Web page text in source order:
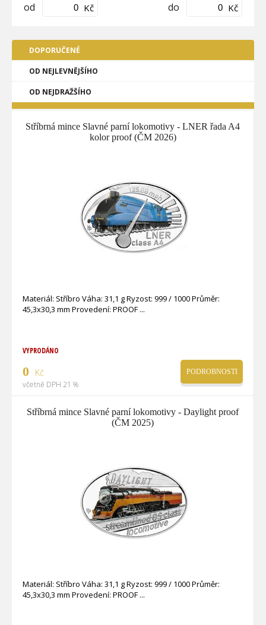
od Kč do Kč
DOPORUČENÉ
OD NEJLEVNĚJŠÍHO
OD NEJDRAŽŠÍHO
Stříbrná mince Slavné parní lokomotivy - LNER řada A4
kolor proof (ČM 2026)
Materiál: Stříbro Váha: 31,1 g Ryzost: 999 / 1000 Průměr:
45,3x30,3 mm Provedení: PROOF
VYPRODÁNO
0 Kč
včetně DPH 21 %
PODROBNOSTI
Stříbrná mince Slavné parní lokomotivy - Daylight proof
(ČM 2025)
Materiál: Stříbro Váha: 31,1 g Ryzost: 999 / 1000 Průměr:
45,3x30,3 mm Provedení: PROOF